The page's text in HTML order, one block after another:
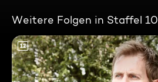
Weitere Folgen in Staffel 10
12